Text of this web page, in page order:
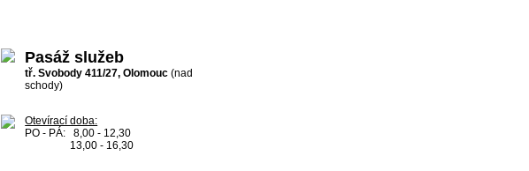
Pasáž služeb
tř. Svobody 411/27, Olomouc (nad
schody)
Otevírací doba:
PO - PÁ: 8,00 - 12,30
13,00 - 16,30